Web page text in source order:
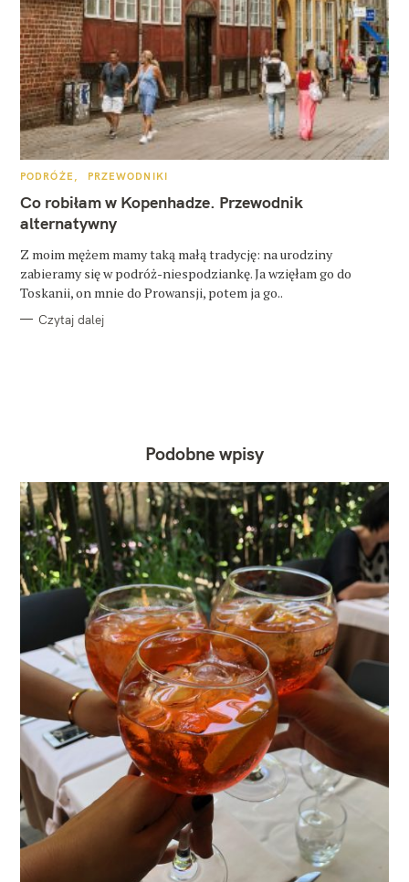
K
T
E
G
O
I
E
PODRÓŻE PRZEWODNIKI
Co robiłam w Kopenhadze. Przewodnik
alternatywny
Z moim mężem mamy taką małą tradycję: na urodziny
zabieramy się w podróż-niespodziankę. Ja wzięłam go do
Toskanii, on mnie do Prowansji, potem ja go..
Czytaj dalej
Podobne wpisy